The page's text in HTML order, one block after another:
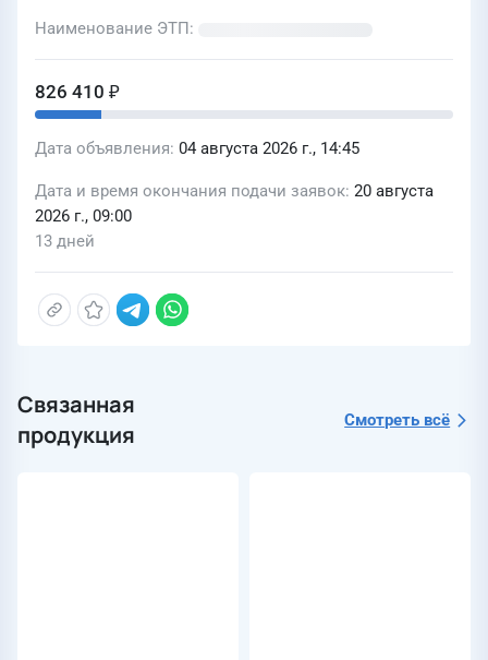
Наименование ЭТП
826 410 ₽
Дата объявления 04 августа 2026 г., 14:45
Дата и время окончания подачи заявок 20 августа
2026 г., 09:00
13 дней
Связанная
продукция
Смотреть всё